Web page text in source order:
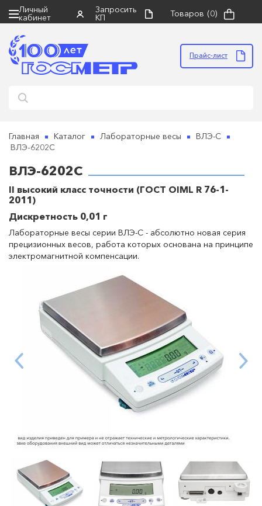
Личный
кабинет
Запросить
КП
Товаров (0)
Прайс-лист
Главная Каталог Лабораторные весы ВЛЭ-С
ВЛЭ-6202С
ВЛЭ-6202СГОСМЕТР
II высокий класс точности (ГОСТ OIML R 76-1-
2011)
Дискретность 0,01 г
Лабораторные весы серии ВЛЭ-С - абсолютно новая серия
прецизионных весов, работа которых основана на принципе
электромагнитной компенсации.
×
НАЙТИ
в ремонт
×
• оборудование должно быть чистым, в
транспортировки, в полной комплектации с
руководством по эксплуатации
сопроводительное письмо и акт неисправности
(скачать бланк для заполнения можно ниже)
7816517580)
• отправка: ТК "Деловые линии" до терминала
перевозчика в г. Санкт-Петербург (пр. Стачек, д.
45/2)
бланк акта неисправности
отправке оборудования в ремонт)
Запросить коммерческое
предложение
×
Прикрепить файл
Даю согласие на обработку персональных данных в
соответствии с
политикой конфиденциальности
Отправить